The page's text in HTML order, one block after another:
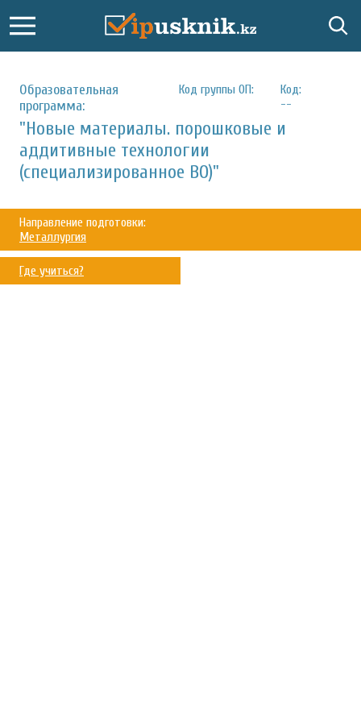
Образовательная
программа:
Код группы ОП:
Код:
--
"Новые материалы. порошковые и
аддитивные технологии
(специализированное ВО)"
Направление подготовки:
Металлургия
Где учиться?